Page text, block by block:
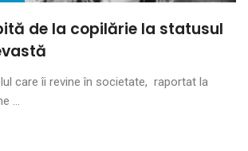
de la copilărie la statusul
care îi revine în societate, raportat la
...